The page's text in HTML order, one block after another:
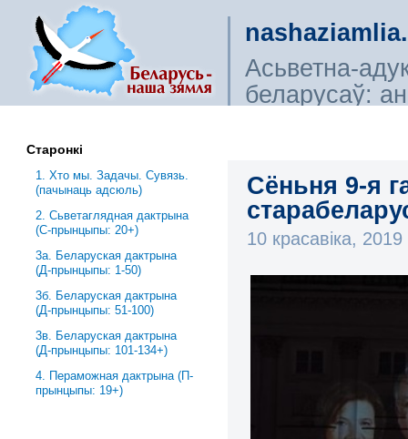
Асьветна-
беларусаў:
Сёньня 9-я
10 красавіка, 2019
Старонкі
1. Хто мы. Задачы. Сувязь.
(пачынаць адсюль)
2. Сьветаглядная дактрына
(С-прынцыпы: 20+)
3a. Беларуская дактрына
(Д-прынцыпы: 1-50)
3б. Беларуская дактрына
(Д-прынцыпы: 51-100)
3в. Беларуская дактрына
(Д-прынцыпы: 101-134+)
4. Пераможная дактрына (П-
прынцыпы: 19+)